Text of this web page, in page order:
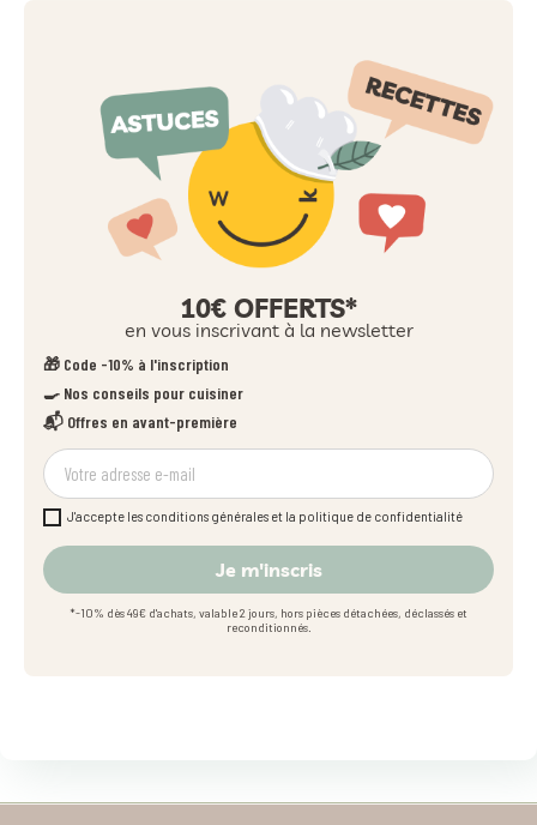
10€ OFFERTS*
en vous inscrivant à la newsletter
🎁 Code -10% à l'inscription
🍳 Nos conseils pour cuisiner
📬 Offres en avant-première
J'accepte les conditions générales et la politique de confidentialité
Je m'inscris
*-10% dès 49€ d'achats, valable 2 jours, hors pièces détachées, déclassés et
reconditionnés.